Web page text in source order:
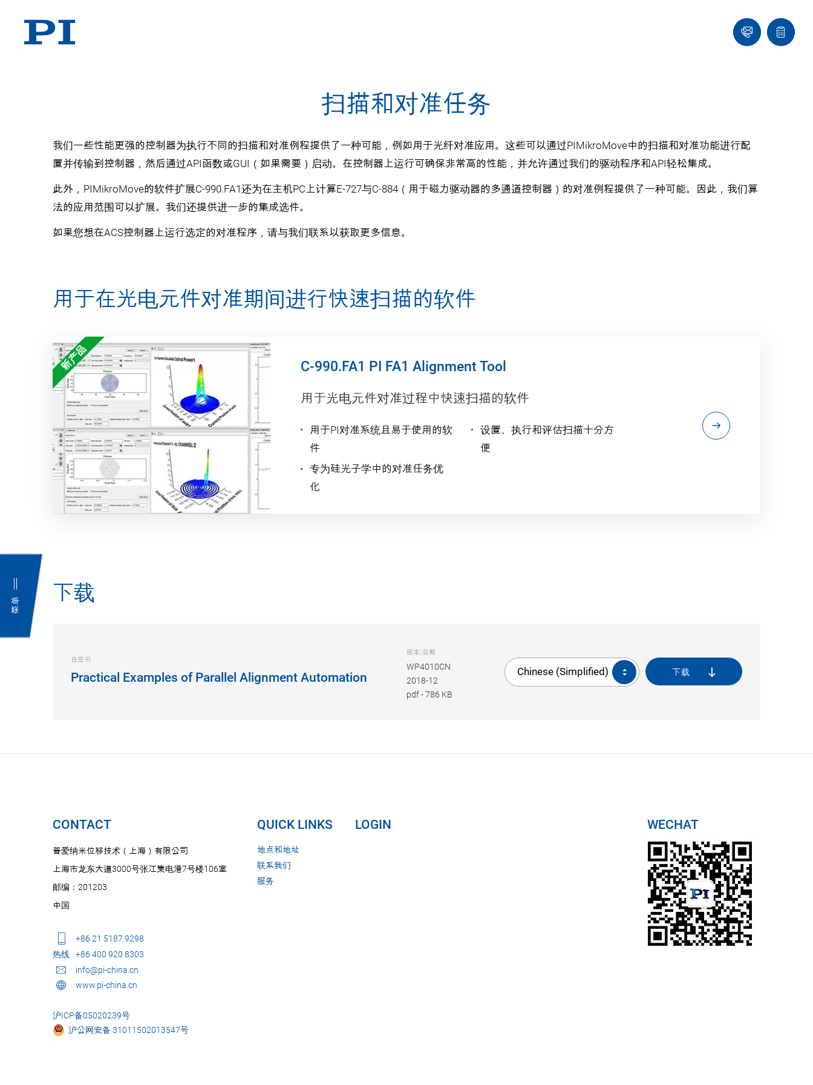
菜单
联
系
报
价
扫描和对准任务
我们一些性能更强的控制器为执行不同的扫描和对准例程提供了一种可能，例如用于光纤对准应用。这些可以通过PIMikroMove中的扫描和对准功能进行配
置并传输到控制器，然后通过API函数或GUI（如果需要）启动。在控制器上运行可确保非常高的性能，并允许通过我们的驱动程序和API轻松集成。
此外，PIMikroMove的软件扩展C-990.FA1还为在主机PC上计算E-727与C-884（用于磁力驱动器的多通道控制器）的对准例程提供了一种可能。因此，我们算
法的应用范围可以扩展。我们还提供进一步的集成选件。
如果您想在ACS控制器上运行选定的对准程序，请与我们联系以获取更多信息。
用于在光电元件对准期间进行快速扫描的软件
新产品 C-990.FA1 PI FA1 Alignment Tool
用于光电元件对准过程中快速扫描的软件
用于PI对准系统且易于使用的软
件
专为硅光子学中的对准任务优
化
设置、执行和评估扫描十分方
便
下载
白皮书
Practical Examples of Parallel Alignment Automation
版本/日期
WP4010CN
2018-12
pdf-786 KB
Chinese (Simplified) 下载
CONTACT
普爱纳米位移技术（上海）有限公司
上海市龙东大道3000号张江集电港7号楼106室
邮编：201203
中国
+86 21 5187 9298
热线
+86 400 920 8303
info@pi-china.cn
www.pi-china.cn
沪ICP备05020239号
沪公网安备 31011502013547号
QUICK LINKS
地点和地址
联系我们
服务
LOGIN WECHAT